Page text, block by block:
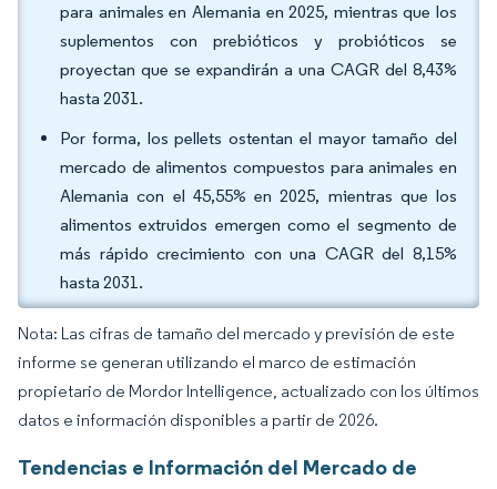
para animales en Alemania en 2025, mientras que los
suplementos con prebióticos y probióticos se
proyectan que se expandirán a una CAGR del 8,43%
hasta 2031.
Por forma, los pellets ostentan el mayor tamaño del
mercado de alimentos compuestos para animales en
Alemania con el 45,55% en 2025, mientras que los
alimentos extruidos emergen como el segmento de
más rápido crecimiento con una CAGR del 8,15%
hasta 2031.
Nota: Las cifras de tamaño del mercado y previsión de este
informe se generan utilizando el marco de estimación
propietario de Mordor Intelligence, actualizado con los últimos
datos e información disponibles a partir de 2026.
Tendencias e Información del Mercado de